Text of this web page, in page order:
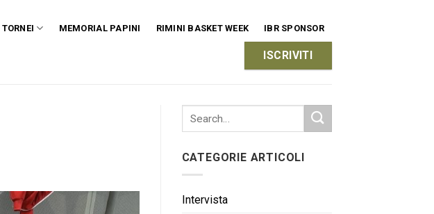
TORNEI MEMORIAL PAPINI RIMINI BASKET WEEK IBR SPONSOR
ISCRIVITI
CATEGORIE ARTICOLI
Intervista